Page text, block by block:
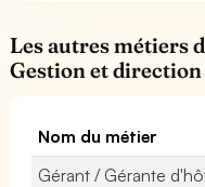
Les autres métiers
Gestion et direction
Nom du métier
Gérant / Gérante